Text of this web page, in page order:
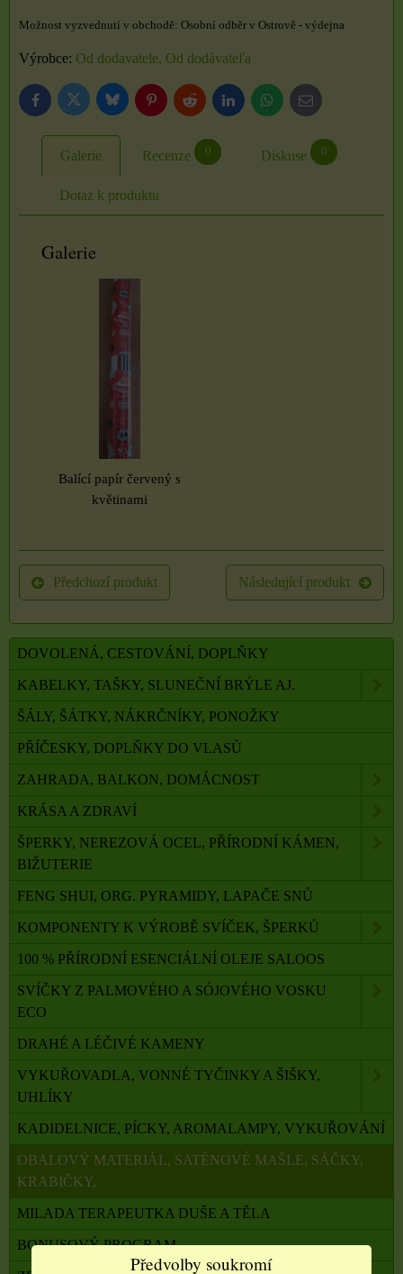
Osobní odběr v Ostrově - výdejna
Výrobce: Od dodavatele, Od dodávateľa
FacebookTwitter BlueskyPinterestReddit LinkedInWhatsApp
E-
mail
Galerie Recenze 0 Diskuse 0
Dotaz k produktu
Galerie
Balící papír červený s
květinami
Předchozí produkt Následující produkt
DOVOLENÁ, CESTOVÁNÍ, DOPLŇKY
KABELKY, TAŠKY, SLUNEČNÍ BRÝLE AJ.
ŠÁLY, ŠÁTKY, NÁKRČNÍKY, PONOŽKY
PŘÍČESKY, DOPLŇKY DO VLASŮ
ZAHRADA, BALKON, DOMÁCNOST
KRÁSA A ZDRAVÍ
ŠPERKY, NEREZOVÁ OCEL, PŘÍRODNÍ KÁMEN,
BIŽUTERIE
FENG SHUI, ORG. PYRAMIDY, LAPAČE SNŮ
KOMPONENTY K VÝROBĚ SVÍČEK, ŠPERKŮ
100 % PŘÍRODNÍ ESENCIÁLNÍ OLEJE SALOOS
SVÍČKY Z PALMOVÉHO A SÓJOVÉHO VOSKU
ECO
DRAHÉ A LÉČIVÉ KAMENY
VYKUŘOVADLA, VONNÉ TYČINKY A ŠIŠKY,
UHLÍKY
KADIDELNICE, PÍCKY, AROMALAMPY, VYKUŘOVÁNÍ
OBALOVÝ MATERIÁL, SATÉNOVÉ MAŠLE, SÁČKY,
KRABIČKY,
MILADA TERAPEUTKA DUŠE A TĚLA
BONUSOVÝ PROGRAM
Předvolby soukromí